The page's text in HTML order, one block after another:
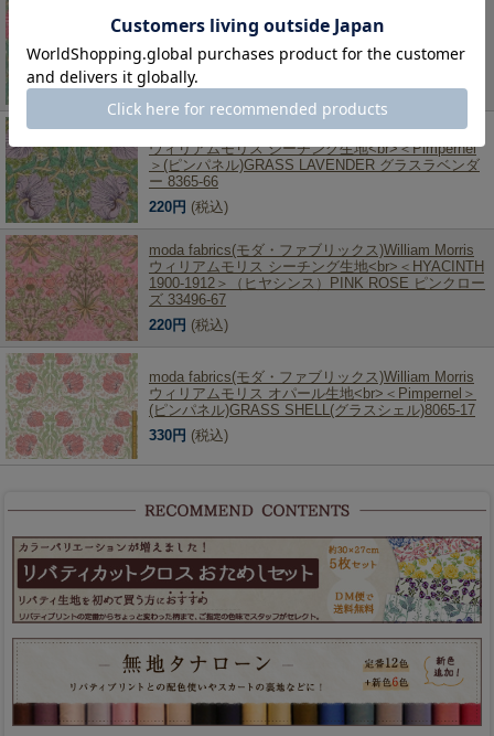
moda fabrics(モダ・ファブリックス)William Morris
ウィリアムモリス シーチング生地<br>＜Pimpernel
＞(ピンパネル)SAGE ROSE セージローズ 8365-63
220円 (税込)
moda fabrics(モダ・ファブリックス)William Morris
ウィリアムモリス シーチング生地<br>＜Pimpernel
＞(ピンパネル)GRASS LAVENDER グラスラベンダ
ー 8365-66
220円 (税込)
moda fabrics(モダ・ファブリックス)William Morris
ウィリアムモリス シーチング生地<br>＜HYACINTH
1900-1912＞（ヒヤシンス）PINK ROSE ピンクロー
ズ 33496-67
220円 (税込)
moda fabrics(モダ・ファブリックス)William Morris
ウィリアムモリス オパール生地<br>＜Pimpernel＞
(ピンパネル)GRASS SHELL(グラスシェル)8065-17
330円 (税込)